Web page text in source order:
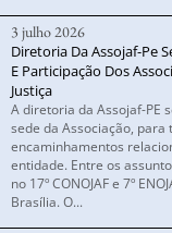
3 julho 2026
Diretoria Da Assojaf-Pe
E Participação Dos
Justiça
A diretoria da Assojaf-PE
sede da Associação,
encaminhamentos
entidade. Entre os
no 17º CONOJAF e 7º
Brasília. O...